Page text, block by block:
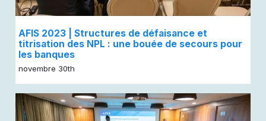
AFIS 2023 | Structures de défaisance et
titrisation des NPL : une bouée de secours pour
les banques
novembre 30th